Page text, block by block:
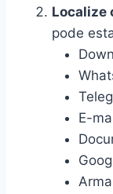
Localize
pode
E-